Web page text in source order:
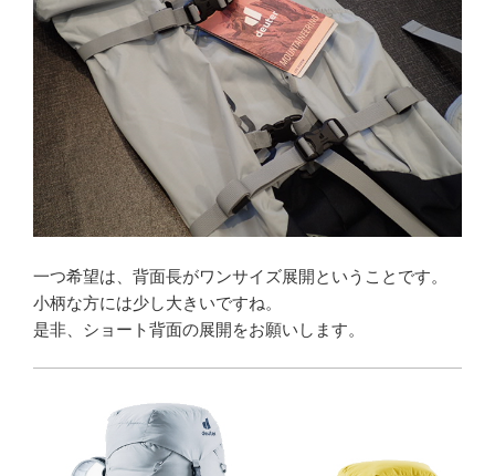
一つ希望は、背面長がワンサイズ展開ということです。
小柄な方には少し大きいですね。
是非、ショート背面の展開をお願いします。